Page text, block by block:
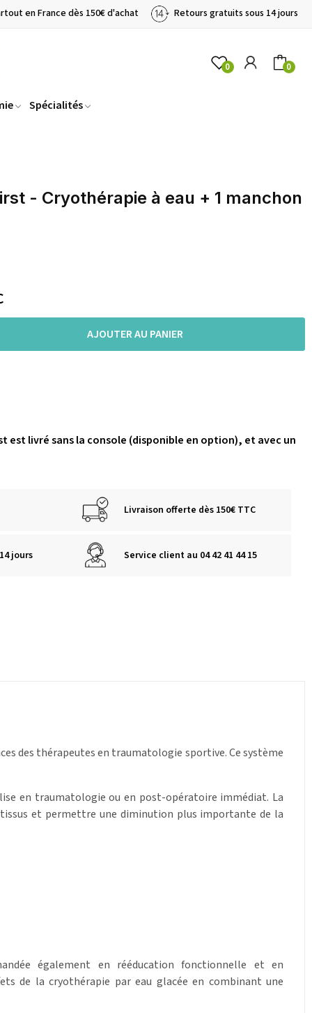
en France dès 150€ d'achat Retours gratuits sous 14 jours
0 0
Spécialités
- Cryothérapie à eau + 1 manchon
AJOUTER AU PANIER
est livré sans la console (disponible en option), et avec un
Livraison offerte dès 150€ TTC
jours Service client au 04 42 41 44 15
des thérapeutes en traumatologie sportive. Ce système
en traumatologie ou en post-opératoire immédiat. La
et permettre une diminution plus importante de la
également en rééducation fonctionnelle et en
de la cryothérapie par eau glacée en combinant une